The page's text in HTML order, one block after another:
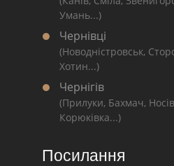
Умань...)
Чернівці
(Новодністровськ,
Хотин...)
Чернігів
(Прилуки, Бахмач,
Корюківка...)
Посилання